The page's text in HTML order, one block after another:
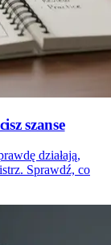
szanse
działają,
Sprawdź, co